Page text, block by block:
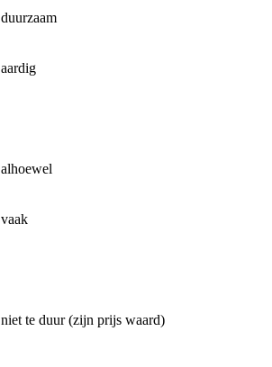
duurzaam
aardig
alhoewel
vaak
niet te duur (zijn prijs waard)